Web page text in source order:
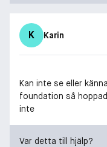
K Karin
Kan inte se eller
foundation så
inte
Var detta till hjälp?